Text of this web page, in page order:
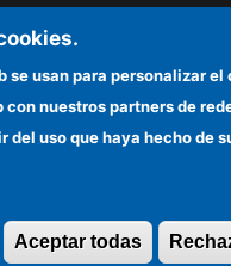
reservados
se usan para personalizar
con nuestros partners de
del uso que haya hecho de
Aceptar todas